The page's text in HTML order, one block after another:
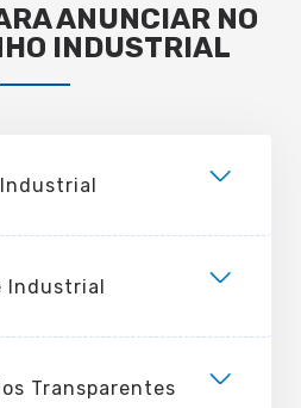
ANUNCIAR NO
INDUSTRIAL
Industrial
Transparentes